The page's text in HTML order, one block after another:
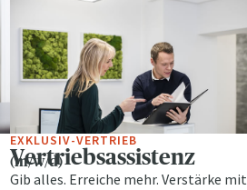
EXKLUSIV-VERTRIEB
Vertriebsassistenz
(m/w/d)
Gib alles. Erreiche mehr. Verstärke mit